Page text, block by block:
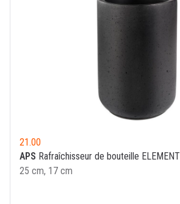
21.00
APS Rafraîchisseur de bouteille ELEMENT
25 cm, 17 cm